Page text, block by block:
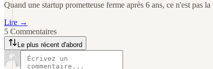
Quand une startup prometteuse ferme après 6 ans, ce n'est pas
Lire →
5 Commentaires
Le plus récent d'abord